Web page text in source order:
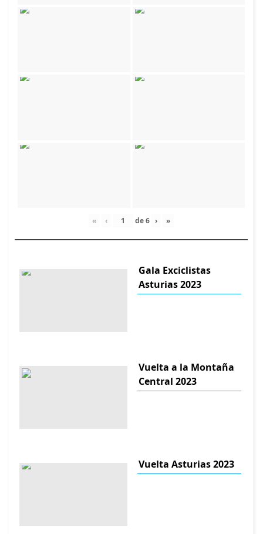
« ‹ de6 › »
Gala Exciclistas
Asturias 2023
Vuelta a la Montaña
Central 2023
Vuelta Asturias 2023